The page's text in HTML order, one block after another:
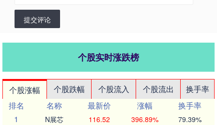
提交评论
个股实时涨跌榜
个股涨幅 个股跌幅 个股流入 个股流出
换手率
排名
名称 最新价 涨幅
换手率
1
N展芯 116.52 396.89% 79.39%